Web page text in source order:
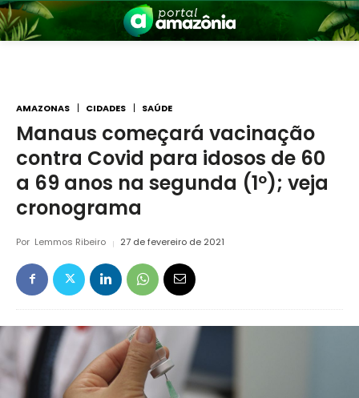
Amazônia
AMAZONAS CIDADES SAÚDE
Manaus começará vacinação
contra Covid para idosos de 60
a 69 anos na segunda (1º); veja
cronograma
Por Lemmos Ribeiro 27 de fevereiro de 2021